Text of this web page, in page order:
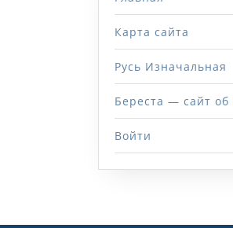
Карта сайта
Русь Изначальная
Береста — сайт об
Войти